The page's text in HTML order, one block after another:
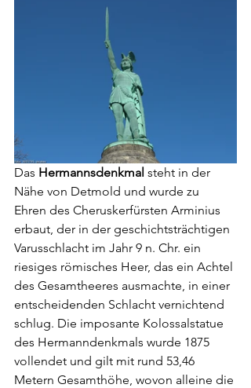
Das Hermannsdenkmal steht in der
Nähe von Detmold und wurde zu
Ehren des Cheruskerfürsten Arminius
erbaut, der in der geschichtsträchtigen
Varusschlacht im Jahr 9 n. Chr. ein
riesiges römisches Heer, das ein Achtel
des Gesamtheeres ausmachte, in einer
entscheidenden Schlacht vernichtend
schlug. Die imposante Kolossalstatue
des Hermanndenkmals wurde 1875
vollendet und gilt mit rund 53,46
Metern Gesamthöhe, wovon alleine die